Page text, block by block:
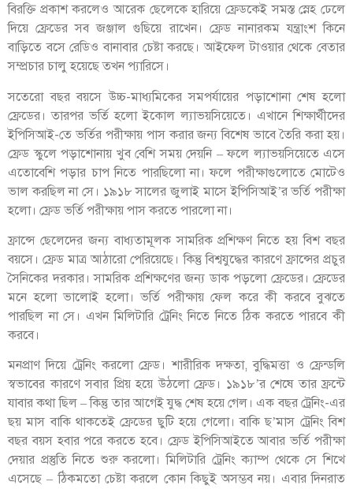
বিরক্তি প্রকাশ করলেও আরেক ছেলেকে হারিয়ে ফ্রেডকেই সমস্ত স্নেহ ঢেলে
দিয়ে ফ্রেডের সব জঞ্জাল গুছিয়ে রাখেন। ফ্রেড নানারকম যন্ত্রাংশ কিনে
বাড়িতে বসে রেডিও বানাবার চেষ্টা করছে। আইফেল টাওয়ার থেকে বেতার
সম্প্রচার চালু হয়েছে তখন প্যারিসে।
সতেরো বছর বয়সে উচ্চ-মাধ্যমিকের সমপর্যায়ের পড়াশোনা শেষ হলো
ফ্রেডের। তারপর ভর্তি হলো ইকোল ল্যাভয়সিয়েতে। এখানে শিক্ষার্থীদের
ইপিসিআই-তে ভর্তির পরীক্ষায় পাস করার জন্য বিশেষ ভাবে তৈরি করা হয়।
ফ্রেড স্কুলে পড়াশোনায় খুব বেশি সময় দেয়নি – ফলে ল্যাভয়সিয়েতে এসে
এতোবেশি পড়ার চাপ নিতে পারছিলো না। ফলে পরীক্ষাগুলোতে মোটেও
ভাল করছিল না সে। ১৯১৮ সালের জুলাই মাসে ইপিসিআই’র ভর্তি পরীক্ষা
হলো। ফ্রেড ভর্তি পরীক্ষায় পাস করতে পারলো না।
ফ্রান্সে ছেলেদের জন্য বাধ্যতামূলক সামরিক প্রশিক্ষণ নিতে হয় বিশ বছর
বয়সে। ফ্রেড মাত্র আঠারো পেরিয়েছে। কিন্তু বিশ্বযুদ্ধের কারণে ফ্রান্সের প্রচুর
সৈনিকের দরকার। সামরিক প্রশিক্ষণের জন্য ডাক পড়লো ফ্রেডের। ফ্রেডের
মনে হলো ভালোই হলো। ভর্তি পরীক্ষায় ফেল করে কী করবে বুঝতে
পারছিল না সে। এখন মিলিটারি ট্রেনিং নিতে নিতে ঠিক করতে পারবে কী
করবে।
মনপ্রাণ দিয়ে ট্রেনিং করলো ফ্রেড। শারীরিক দক্ষতা, বুদ্ধিমত্তা ও ফ্রেন্ডলি
স্বভাবের কারণে সবার প্রিয় হয়ে উঠলো ফ্রেড। ১৯১৮’র শেষে তার ফ্রন্টে
যাবার কথা ছিল – কিন্তু তার আগেই যুদ্ধ শেষ হয়ে গেল। এক বছর ট্রেনিং-এর
ছয় মাস বাকি থাকতেই ফ্রেডের ছুটি হয়ে গেলো। বাকি ছ’মাস ট্রেনিং বিশ
বছর বয়স হবার পরে করতে হবে। ফ্রেড ইপিসিআইতে আবার ভর্তি পরীক্ষা
দেয়ার প্রস্তুতি নিতে শুরু করলো। মিলিটারি ট্রেনিং ক্যাম্প থেকে সে শিখে
এসেছে – ঠিকমতো চেষ্টা করলে কোন কিছুই অসম্ভব নয়। এবার দিনরাত